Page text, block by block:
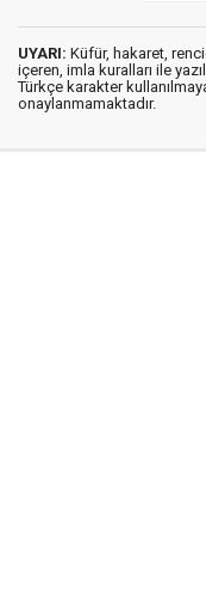
UYARI: Küfür, hakaret,
içeren, imla kuralları ile
Türkçe karakter
onaylanmamaktadır.